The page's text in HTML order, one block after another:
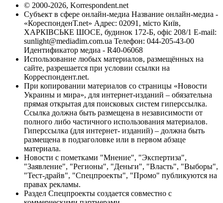
© 2000-2026, Korrespondent.net
Субъект в сфере онлайн-медиа Название онлайн-медиа -
«КореспонденТ.net» Адрес: 02091, місто Київ,
ХАРКІВСЬКЕ ШОСЕ, будинок 172-Б, офіс 208/1 E-mail:
sunlight@mediadim.com.ua Телефон: 044-205-43-00
Идентификатор медиа - R40-06068
Использование любых материалов, размещённых на
сайте, разрешается при условии ссылки на
Корреспондент.net.
При копировании материалов со страницы «Новости
Украины и мира», для интернет-изданий – обязательна
прямая открытая для поисковых систем гиперссылка.
Ссылка должна быть размещена в независимости от
полного либо частичного использования материалов.
Гиперссылка (для интернет- изданий) – должна быть
размещена в подзаголовке или в первом абзаце
материала.
Новости с пометками "Мнение", "Экспертиза",
"Заявление", "Регионы", "Деньги", "Власть", "Выборы",
"Тест-драйв", "Спецпроекты", "Промо" публикуются на
правах рекламы.
Раздел Спецпроекты создается совместно с